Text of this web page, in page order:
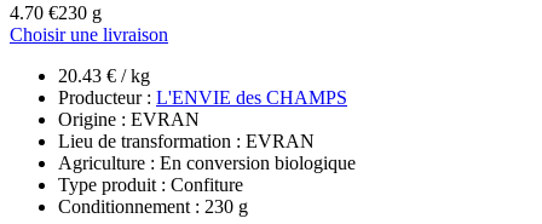
4.70 €230 g
Choisir une livraison
20.43 € / kg
Producteur : L'ENVIE des CHAMPS
Origine : EVRAN
Lieu de transformation : EVRAN
Agriculture : En conversion biologique
Type produit : Confiture
Conditionnement : 230 g